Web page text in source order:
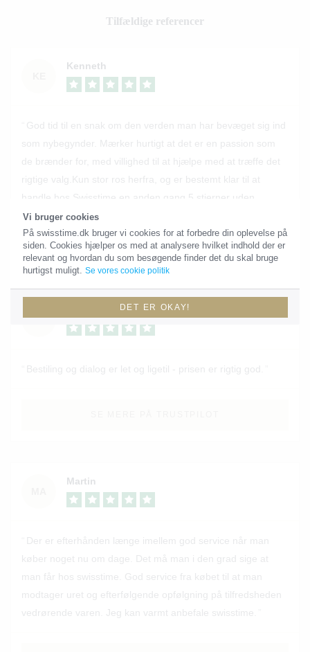
Tilfældige referencer
Kenneth
God tid til en snak om den verden man har bevæget sig ind
som nybegynder. Mærker hurtigt at det er en passion som
de brænder for, med villighed til at hjælpe med at træffe det
rigtige valg.Kun stor ros herfra, og er bestemt klar til at
handle hos Swisstime en anden gang.5 stjerner uden
tvivl.....
SE MERE PÅ TRUSTPILOT
TR
Bestiling og dialog er let og ligetil - prisen er rigtig god.
Martin
Der er efterhånden længe imellem god service når man
køber noget nu om dage. Det må man i den grad sige at
man får hos swisstime. God service fra købet til at man
modtager uret og efterfølgende opfølgning på tilfredsheden
vedrørende varen. Jeg kan varmt anbefale swisstime.
Vi bruger cookies
På swisstime.dk bruger vi cookies for at forbedre din oplevelse på
siden. Cookies hjælper os med at analysere hvilket indhold der er
relevant og hvordan du som besøgende finder det du skal bruge
hurtigst muligt. Se vores cookie politik
DET ER OKAY!